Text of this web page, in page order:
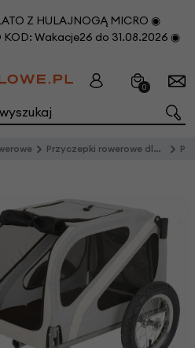
Z HULAJNOGĄ MICRO ◉
Wakacje26 do 31.08.2026 ◉
0
Przyczepki rowerowe dla zwierząt